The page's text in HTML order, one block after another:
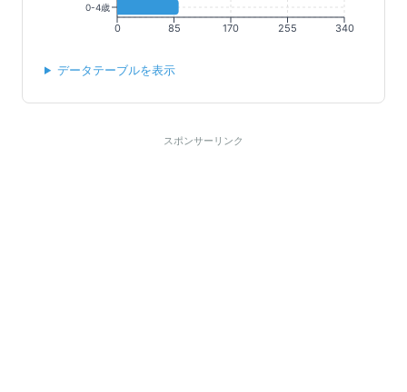
0 85 170 255 340
0-4歳
データテーブルを表示
スポンサーリンク